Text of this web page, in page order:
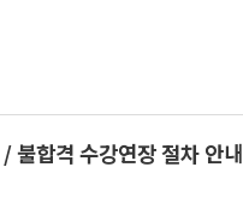
합격 수강연장 절차 안내